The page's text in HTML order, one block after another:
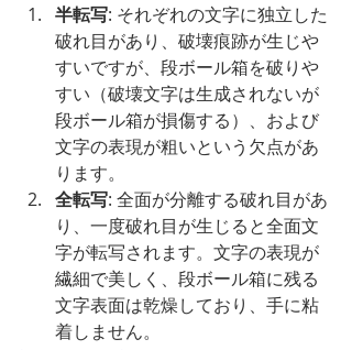
半転写: それぞれの文字に独立した
破れ目があり、破壊痕跡が生じや
すいですが、段ボール箱を破りや
すい（破壊文字は生成されないが
段ボール箱が損傷する）、および
文字の表現が粗いという欠点があ
ります。
全転写: 全面が分離する破れ目があ
り、一度破れ目が生じると全面文
字が転写されます。文字の表現が
繊細で美しく、段ボール箱に残る
文字表面は乾燥しており、手に粘
着しません。